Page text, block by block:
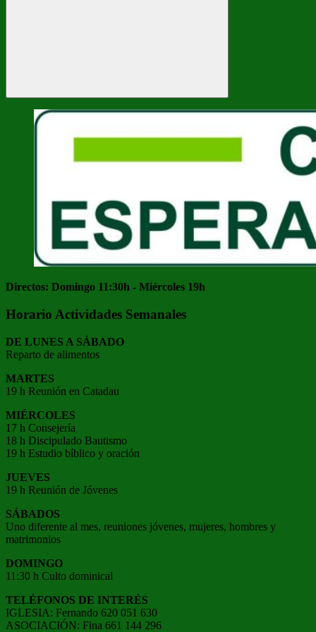
Buscar
Directos: Domingo 11:30h - Miércoles 19h
Horario Actividades Semanales
DE LUNES A SÁBADO
Reparto de alimentos
MARTES
19 h Reunión en Catadau
MIÉRCOLES
17 h Consejería
18 h Discipulado Bautismo
19 h Estudio bíblico y oración
JUEVES
19 h Reunión de Jóvenes
SÁBADOS
Uno diferente al mes, reuniones jóvenes, mujeres, hombres y
matrimonios
DOMINGO
11:30 h Culto dominical
TELÉFONOS DE INTERÉS
IGLESIA: Fernando 620 051 630
ASOCIACIÓN: Fina 661 144 296